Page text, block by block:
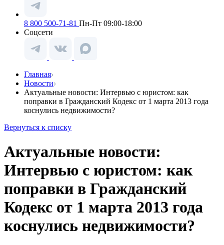
8 800 500-71-81 Пн-Пт 09:00-18:00
Соцсети
Главная
Новости
Актуальные новости: Интервью с юристом: как
поправки в Гражданский Кодекс от 1 марта 2013 года
коснулись недвижимости?
Вернуться к списку
Актуальные новости:
Интервью с юристом: как
поправки в Гражданский
Кодекс от 1 марта 2013 года
коснулись недвижимости?